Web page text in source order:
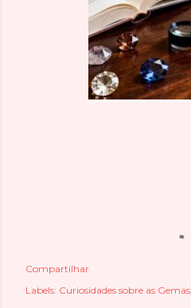
Compartilhar
Labels: Curiosidades sobre as Gemas